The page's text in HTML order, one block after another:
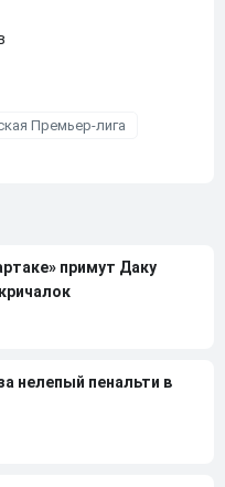
Премьер-лига
примут Даку
нелепый пенальти в